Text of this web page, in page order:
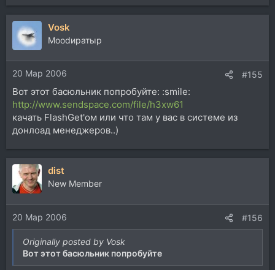
Vosk
Moodиратыр
20 Мар 2006 #155
Вот этот басюльник попробуйте: :smile:
http://www.sendspace.com/file/h3xw61
качать FlashGet'ом или что там у вас в системе из
донлоад менеджеров..)
dist
New Member
20 Мар 2006 #156
Originally posted by Vosk
Вот этот басюльник попробуйте